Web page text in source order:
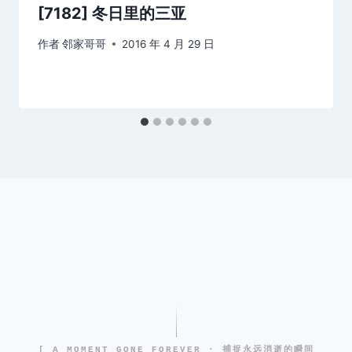
[7182] 冬日里的三亚
作者邻家哥哥 2016 年 4 月 29 日
[ A MOMENT GONE FOREVER · 捕捉永远消逝的瞬间